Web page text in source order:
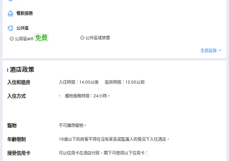
餐飲服務
公共區
公用區wifi 免費 公共區域禁煙
全部設施
酒店政策
入住和退房 入住時間：14:00以後 退房時間：12:00以前
入住方式 櫃枱服務時間：24小時。
寵物 不可攜帶寵物。
年齡限制 18歲以下的房客不得在沒有家長或監護人的情況下入住酒店。
接受信用卡 可以信用卡在酒店付款，閣下可使用以下信用卡：